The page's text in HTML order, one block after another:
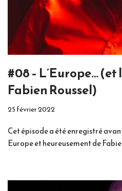
#08 – L’Europe… (et
Fabien Roussel)
25 février 2022
Cet épisode a été enregistré
Europe et heureusement de